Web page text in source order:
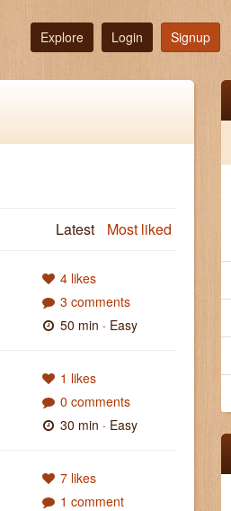
Explore Login Signup
Latest Most liked
4 likes
3 comments
50 min · Easy
1 likes
0 comments
30 min · Easy
7 likes
1 comment